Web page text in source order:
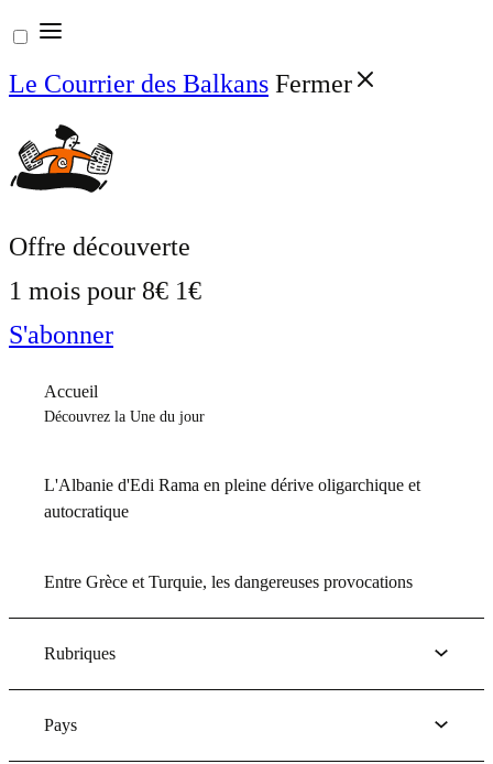
Aller
au
contenu
Le Courrier des Balkans Fermer
Offre découverte
1 mois pour 8€ 1€
S'abonner
Accueil
Découvrez la Une du jour
L'Albanie d'Edi Rama en pleine dérive oligarchique et
autocratique
Entre Grèce et Turquie, les dangereuses provocations
Rubriques
Pays